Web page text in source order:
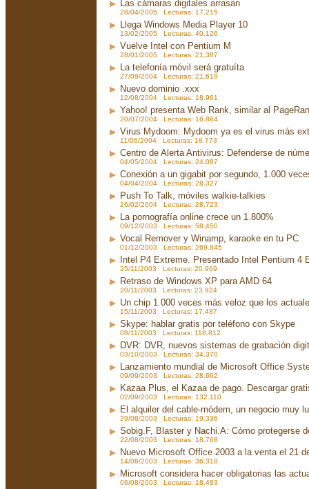
Las cámaras digitales arrasan
28/04/2005 Lecturas: 17.215
Llega Windows Media Player 10
13/02/2005 Lecturas: 40.126
Vuelve Intel con Pentium M
28/01/2005 Lecturas: 21.387
La telefonía móvil será gratuíta
27/09/2004 Lecturas: 21.619
Nuevo dominio .xxx
12/08/2004 Lecturas: 18.961
Yahoo! presenta Web Rank, similar al
20/07/2004 Lecturas: 16.864
Virus Mydoom: Mydoom ya es el virus más
11/06/2004 Lecturas: 18.773
Centro de Alerta Antivirus: Defenderse de
04/05/2004 Lecturas: 24.087
Conexión a un gigabit por segundo, 1.000
04/04/2004 Lecturas: 28.327
Push To Talk, móviles walkie-talkies
26/02/2004 Lecturas: 28.723
La pornografía online crece un 1.800%
09/12/2003 Lecturas: 58.450
Vocal Remover y Winamp, karaoke en tu PC
01/12/2003 Lecturas: 269.845
Intel P4 Extreme. Presentado Intel Pentium 4
25/11/2003 Lecturas: 20.969
Retraso de Windows XP para AMD 64
20/11/2003 Lecturas: 23.924
Un chip 1.000 veces más veloz que los
15/11/2003 Lecturas: 17.487
Skype: hablar gratis por teléfono con Skype
08/11/2003 Lecturas: 118.812
DVR: DVR, nuevos sistemas de grabación
03/10/2003 Lecturas: 34.370
Lanzamiento mundial de Microsoft Office
09/09/2003 Lecturas: 28.662
Kazaa Plus, el Kazaa de pago. Descargar
02/09/2003 Lecturas: 132.110
El alquiler del cable-módem, un negocio muy
29/08/2003 Lecturas: 19.336
Sobig.F, Blaster y Nachi.A: Cómo protegerse
22/08/2003 Lecturas: 18.768
Nuevo Microsoft Office 2003 a la venta el 21
14/08/2003 Lecturas: 36.318
Microsoft considera hacer obligatorias las
06/08/2003 Lecturas: 18.463